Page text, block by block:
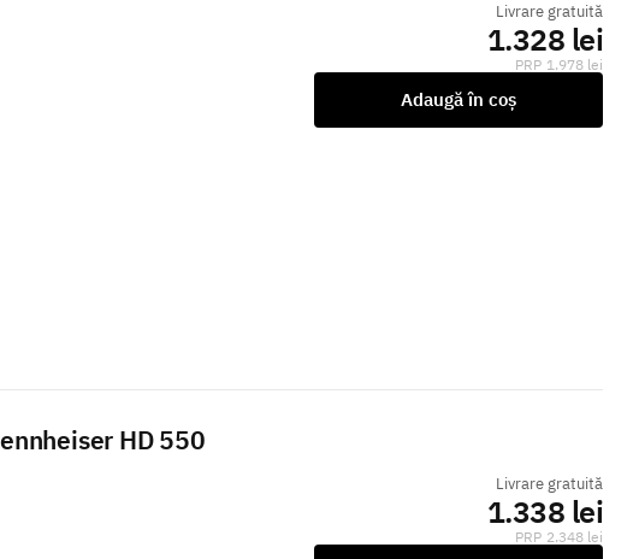
Livrare gratuită
1.328 lei
1.978 lei
Adaugă în coș
HD 550
Livrare gratuită
1.338 lei
2.348 lei